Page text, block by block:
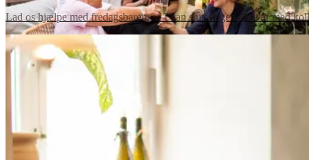
Lad os hjælpe med fredagsbaren, så I kan slutte ugen godt af med